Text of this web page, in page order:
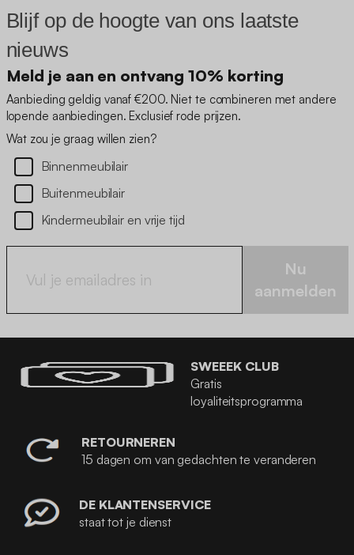
Blijf op de hoogte van ons laatste
nieuws
Meld je aan en ontvang 10% korting
Aanbieding geldig vanaf €200. Niet te combineren met andere
lopende aanbiedingen. Exclusief rode prijzen.
Wat zou je graag willen zien?
Binnenmeubilair
Buitenmeubilair
Kindermeubilair en vrije tijd
Nu
aanmelden
SWEEEK CLUB
Gratis
loyaliteitsprogramma
RETOURNEREN
15 dagen om van gedachten te veranderen
DE KLANTENSERVICE
staat tot je dienst